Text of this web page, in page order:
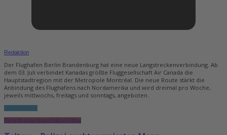
Redaktion
Der Flughafen Berlin Brandenburg hat eine neue Langstreckenverbindung. Ab
dem 03. Juli verbindet Kanadas größte Fluggesellschaft Air Canada die
Hauptstadtregion mit der Metropole Montréal. Die neue Route stärkt die
Anbindung des Flughafens nach Nordamerika und wird dreimal pro Woche,
jeweils mittwochs, freitags und sonntags, angeboten.
BerlinBrandenburgPolizeiTeltow